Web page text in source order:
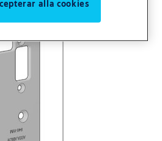
alla cookies